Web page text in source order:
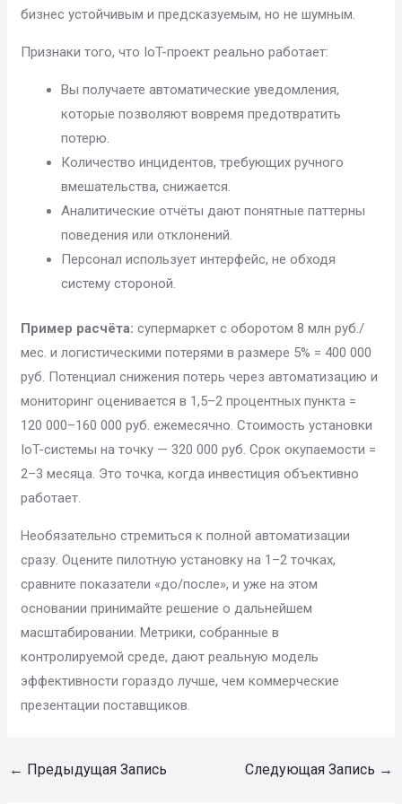
бизнес устойчивым и предсказуемым, но не шумным.
Признаки того, что IoT-проект реально работает:
Вы получаете автоматические уведомления,
которые позволяют вовремя предотвратить
потерю.
Количество инцидентов, требующих ручного
вмешательства, снижается.
Аналитические отчёты дают понятные паттерны
поведения или отклонений.
Персонал использует интерфейс, не обходя
систему стороной.
Пример расчёта: супермаркет с оборотом 8 млн руб./
мес. и логистическими потерями в размере 5% = 400 000
руб. Потенциал снижения потерь через автоматизацию и
мониторинг оценивается в 1,5–2 процентных пункта =
120 000–160 000 руб. ежемесячно. Стоимость установки
IoT-системы на точку — 320 000 руб. Срок окупаемости =
2–3 месяца. Это точка, когда инвестиция объективно
работает.
Необязательно стремиться к полной автоматизации
сразу. Оцените пилотную установку на 1–2 точках,
сравните показатели «до/после», и уже на этом
основании принимайте решение о дальнейшем
масштабировании. Метрики, собранные в
контролируемой среде, дают реальную модель
эффективности гораздо лучше, чем коммерческие
презентации поставщиков.
← Предыдущая Запись Следующая Запись →